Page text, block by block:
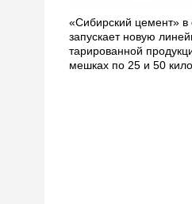
«Сибирский цемент» в
запускает новую
тарированной
мешках по 25 и 50